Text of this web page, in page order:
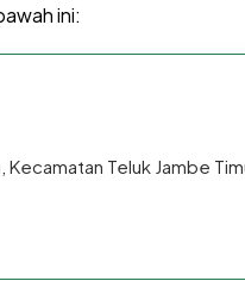
ini:
Kecamatan Teluk Jambe